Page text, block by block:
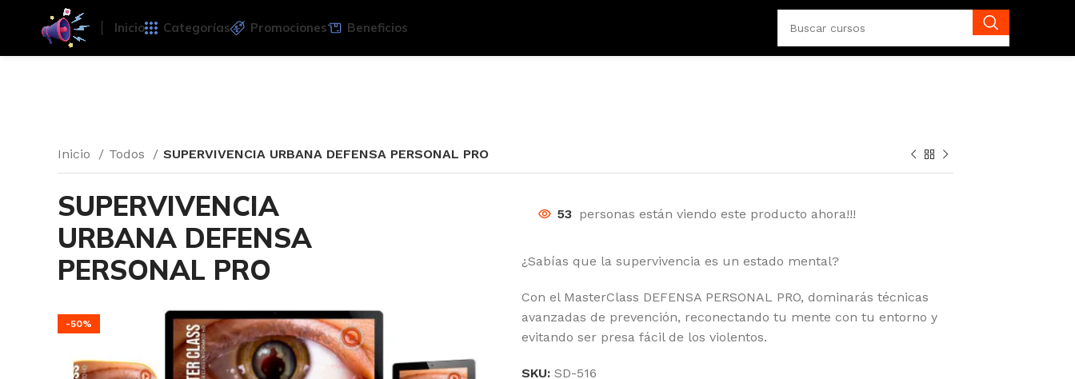
Inicio Categorías Promociones Beneficios
Inicio Todos SUPERVIVENCIA URBANA DEFENSA PERSONAL PRO
SUPERVIVENCIA
URBANA DEFENSA
PERSONAL PRO
-50%
53 personas están viendo este producto ahora!!!
¿Sabías que la supervivencia es un estado mental?
Con el MasterClass DEFENSA PERSONAL PRO, dominarás técnicas
avanzadas de prevención, reconectando tu mente con tu entorno y
evitando ser presa fácil de los violentos.
SKU: SD-516